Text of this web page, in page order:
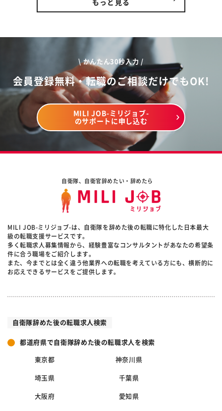
もっと見る
\ かんたん30秒入力 /
会員登録無料・転職のご相談だけでもOK!
MILI JOB-ミリジョブ-
のサポートに申し込む
自衛隊、自衛官辞めたい・辞めたら
MILI JOB-ミリジョブ-は、自衛隊を辞めた後の転職に特化した日本最大
級の転職支援サービスです。
多く転職求人募集情報から、経験豊富なコンサルタントがあなたの希望条
件に合う職場をご紹介します。
また、今までとは全く違う他業界への転職を考えている方にも、横断的に
お応えできるサービスをご提供します。
自衛隊辞めた後の転職求人検索
都道府県で自衛隊辞めた後の転職求人を検索
東京都 神奈川県
埼玉県 千葉県
大阪府 愛知県